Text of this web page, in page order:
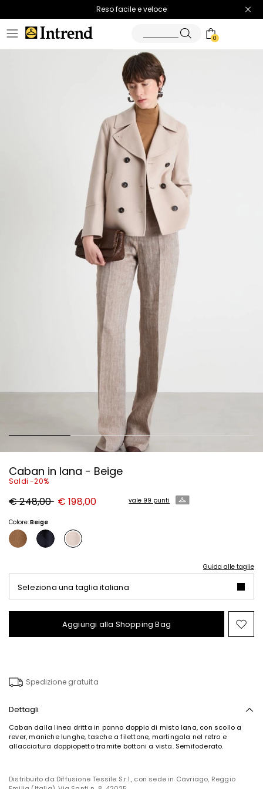
Spedizione gratuita
Reso facile e veloce
0
Caban in lana - Beige
Saldi -20%
Prezzo
originale
248,00
€ 248,00 Nuovo
prezzo
€ 198,00 vale 99 punti
Colore:Beige
Guida alle taglie
Seleziona una taglia italiana
Aggiungi alla Shopping Bag
Spedizione gratuita
Dettagli
Caban dalla linea dritta in panno doppio di misto lana, con scollo a
rever, maniche lunghe, tasche a filettone, martingala nel retro e
allacciatura doppiopetto tramite bottoni a vista. Semifoderato.
Distribuito da Diffusione Tessile S.r.l., con sede in Cavriago, Reggio